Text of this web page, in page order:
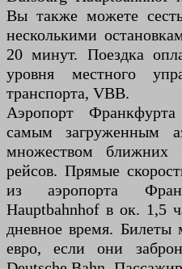
Вы также можете
несколькими
20 минут. Поездка
уровня местного
транспорта, VBB.
Аэропорт
самым загруженным
множеством ближних
рейсов. Прямые
из аэропорта
Hauptbahnhof в ок. 1,5
дневное время.
евро, если они